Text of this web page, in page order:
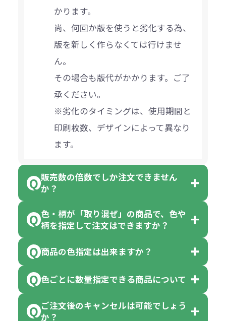
かります。
尚、何回か版を使うと劣化する為、
版を新しく作らなくては行けませ
ん。
その場合も版代がかかります。ご了
承ください。
※劣化のタイミングは、使用期間と
印刷枚数、デザインによって異なり
ます。
販売数の倍数でしか注文できません
か？
一部商品（※）を除き、注文可能数
です。
個、20個と10個単位でのご注文とな
ります。
色・柄が「取り混ぜ」の商品で、色や
柄を指定して注文はできますか？
「色・柄 取り混ぜ」のラベルがつい
ている商品は、色指定不可となって
ん。
商品の色指定は出来ますか？
色指定できる商品もございますが商
品の詳細に「色・柄 取り混ぜ」のラ
色ごとに数量指定できる商品について
「選べる本体色」のラベルが付いて
ご注文後のキャンセルは可能でしょう
か？